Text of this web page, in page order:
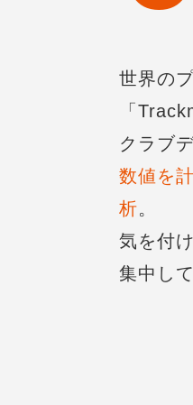
世界の
「
クラブ
数値を
析。
気を付
集中し